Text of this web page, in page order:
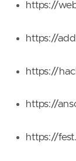
https://
https://
https://
https://
https://